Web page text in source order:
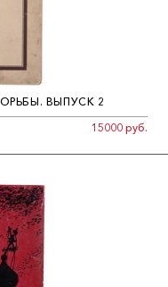
вызывали в
он настаивал на праве
г. он был арестован и
об отделении
заведомо
государственный
велось в
в Москву. В
то же
г. (8 мая А. Э. Левитин-
суда: по статье 1901 -
142 - 1 год
ВЫПУСК 2
15000 руб.